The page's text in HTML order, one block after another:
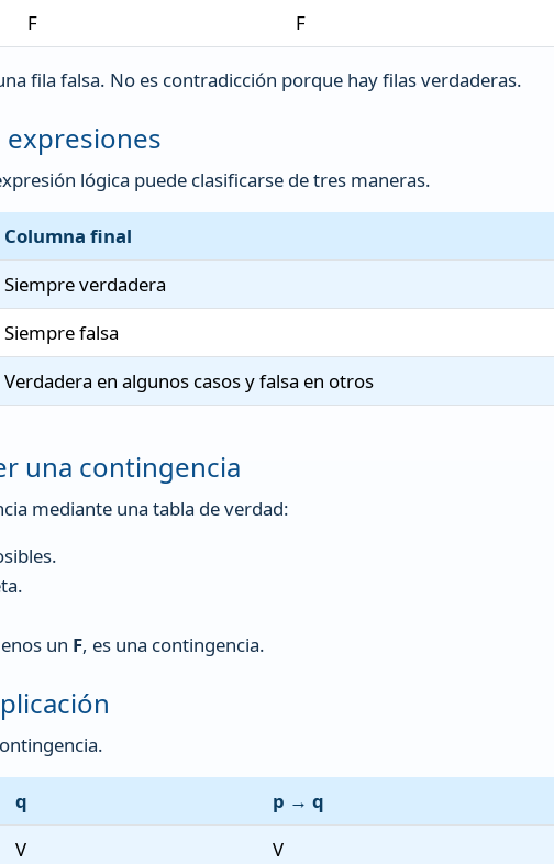
F F
fila falsa. No es contradicción porque hay filas verdaderas.
expresiones
lógica puede clasificarse de tres maneras.
Columna final
Siempre verdadera
Siempre falsa
Verdadera en algunos casos y falsa en otros
una contingencia
mediante una tabla de verdad:
un F, es una contingencia.
q
p → q
V
V